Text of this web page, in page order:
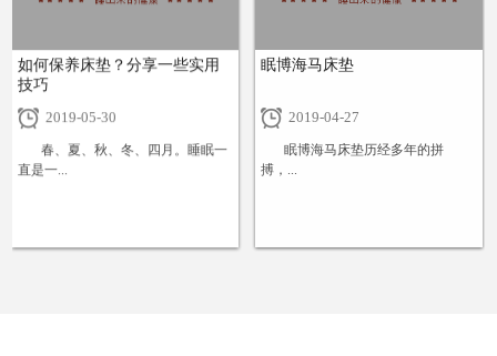
如何保养床垫？分享一些实用
技巧
2019-05-30
春、夏、秋、冬、四月。睡眠一
直是一...
眠博海马床垫
2019-04-27
眠博海马床垫历经多年的拼
搏，...